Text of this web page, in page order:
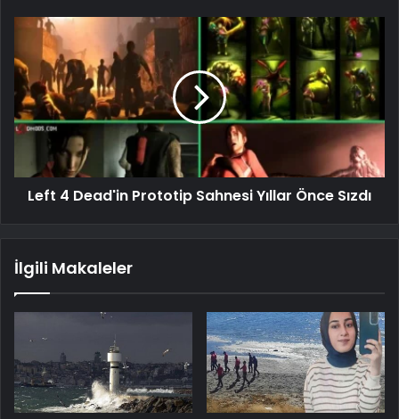
Left 4 Dead'in Prototip Sahnesi Yıllar Önce Sızdı
İlgili Makaleler